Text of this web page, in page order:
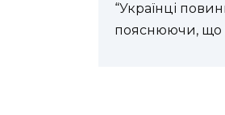
“Українці
пояснюючи, що